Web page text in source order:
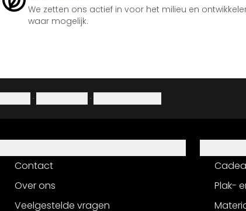
We zetten ons actief in voor het milieu en
waar mogelijk.
· ·
Contact
Over ons
Veelgestelde vragen
Plak-